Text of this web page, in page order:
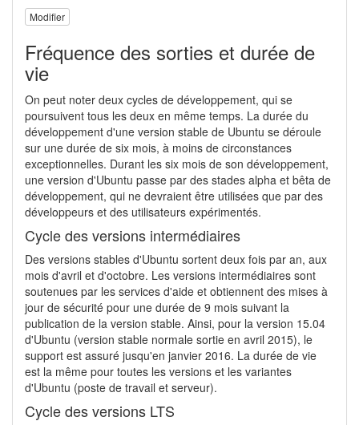
Modifier
Fréquence des sorties et durée de
vie
On peut noter deux cycles de développement, qui se
poursuivent tous les deux en même temps. La durée du
développement d'une version stable de Ubuntu se déroule
sur une durée de six mois, à moins de circonstances
exceptionnelles. Durant les six mois de son développement,
une version d'Ubuntu passe par des stades alpha et bêta de
développement, qui ne devraient être utilisées que par des
développeurs et des utilisateurs expérimentés.
Cycle des versions intermédiaires
Des versions stables d'Ubuntu sortent deux fois par an, aux
mois d'avril et d'octobre. Les versions intermédiaires sont
soutenues par les services d'aide et obtiennent des mises à
jour de sécurité pour une durée de 9 mois suivant la
publication de la version stable. Ainsi, pour la version 15.04
d'Ubuntu (version stable normale sortie en avril 2015), le
support est assuré jusqu'en janvier 2016. La durée de vie
est la même pour toutes les versions et les variantes
d'Ubuntu (poste de travail et serveur).
Cycle des versions LTS